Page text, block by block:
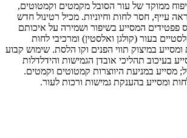
ממוקד של עור הסובל מקמטים וקמטוטים,
עייף, חסר לחות וחיוניות. מכיל רטינול חדש
המסייע בשיפור ושמירה על איכותם
בעור (קולגן ואלסטין) ומרכיבי לחות
במיצוק תווי הפנים וקו הלסת. שימוש קבוע
בעיכוב תהליכי אובדן הגמישות והידלדלות
מסייע במניעת היווצרות קמטוטים וקמטים.
ומסייע בהענקת גמישות ורכות לעור.